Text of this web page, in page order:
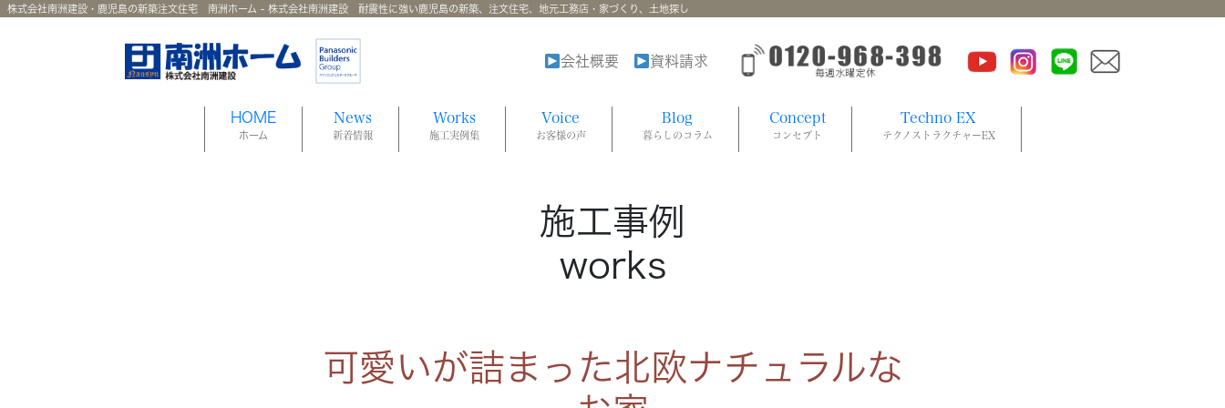
株式会社南洲建設・鹿児島の新築注文住宅 南洲ホーム - 株式会社南洲建設 耐震性に強い鹿児島の新築、注文住宅、地元工務店・家づくり、土地探し
会社概要 資料請求
HOME
ホーム
News
新着情報
Works
施工実例集
Voice
お客様の声
Blog
暮らしのコラム
Concept
コンセプト
Techno EX
テクノストラクチャーEX
施工事例
works
可愛いが詰まった北欧ナチュラルな